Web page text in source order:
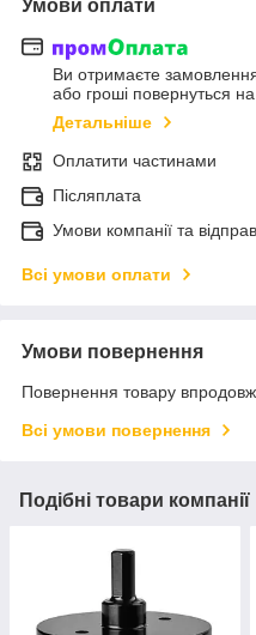
Умови оплати
Ви отримаєте
або гроші повернуться
Детальніше
Оплатити частинами
Післяплата
Умови компанії та
Всі умови оплати
Умови повернення
Повернення товару
Всі умови повернення
Подібні товари компанії